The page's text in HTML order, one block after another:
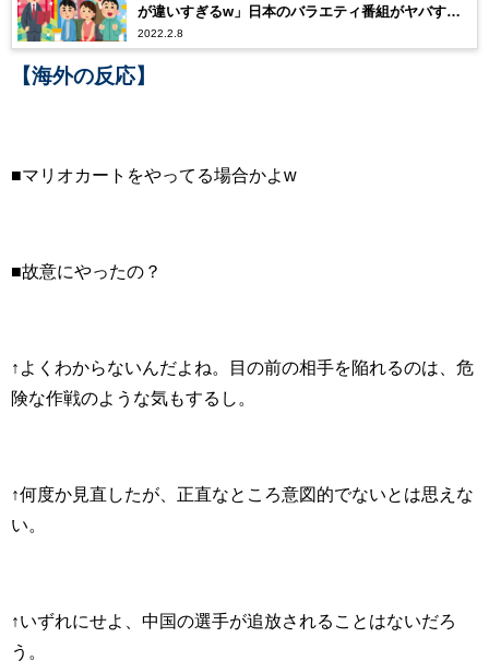
が違いすぎるw」日本のバラエティ番組がヤバすぎ
ると海外で話題に
2022.2.8
【海外の反応】
■マリオカートをやってる場合かよw
■故意にやったの？
↑よくわからないんだよね。目の前の相手を陥れるのは、危
険な作戦のような気もするし。
↑何度か見直したが、正直なところ意図的でないとは思えな
い。
↑いずれにせよ、中国の選手が追放されることはないだろ
う。